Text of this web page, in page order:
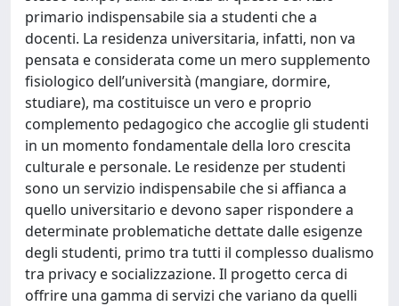
primario indispensabile sia a studenti che a
docenti. La residenza universitaria, infatti, non va
pensata e considerata come un mero supplemento
fisiologico dell’università (mangiare, dormire,
studiare), ma costituisce un vero e proprio
complemento pedagogico che accoglie gli studenti
in un momento fondamentale della loro crescita
culturale e personale. Le residenze per studenti
sono un servizio indispensabile che si affianca a
quello universitario e devono saper rispondere a
determinate problematiche dettate dalle esigenze
degli studenti, primo tra tutti il complesso dualismo
tra privacy e socializzazione. Il progetto cerca di
offrire una gamma di servizi che variano da quelli